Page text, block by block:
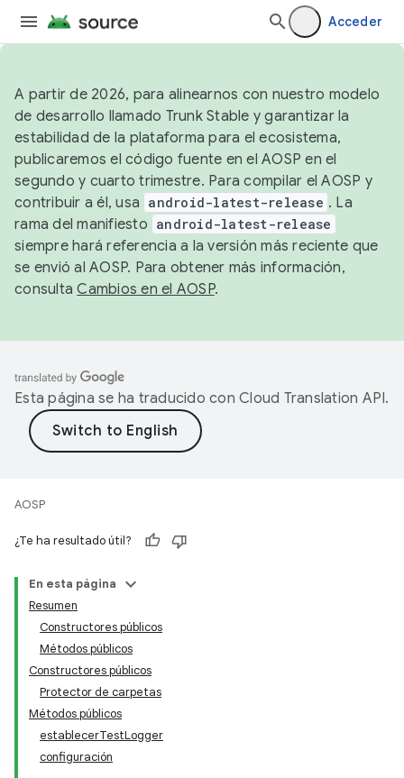
Acceder
A partir de 2026, para alinearnos con nuestro modelo
de desarrollo llamado Trunk Stable y garantizar la
estabilidad de la plataforma para el ecosistema,
publicaremos el código fuente en el AOSP en el
segundo y cuarto trimestre. Para compilar el AOSP y
contribuir a él, usa android-latest-release . La
rama del manifiesto android-latest-release
siempre hará referencia a la versión más reciente que
se envió al AOSP. Para obtener más información,
consultaCambios en el AOSP.
Esta página se ha traducido con Cloud Translation API.
AOSP
¿Te ha resultado útil?
En esta página
Resumen
Constructores públicos
Métodos públicos
Constructores públicos
Protector de carpetas
Métodos públicos
establecerTestLogger
configuración